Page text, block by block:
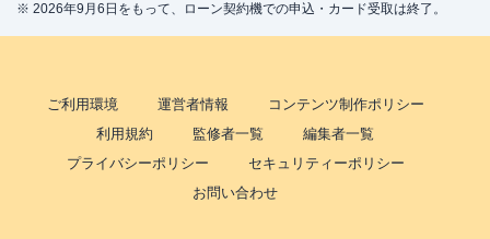
※ 2026年9月6日をもって、ローン契約機での申込・カード受取は終了。
ご利用環境 運営者情報
コンテンツ制作ポリシー
利用規約
監修者一覧
編集者一覧
プライバシーポリシー
セキュリティーポリシー
お問い合わせ